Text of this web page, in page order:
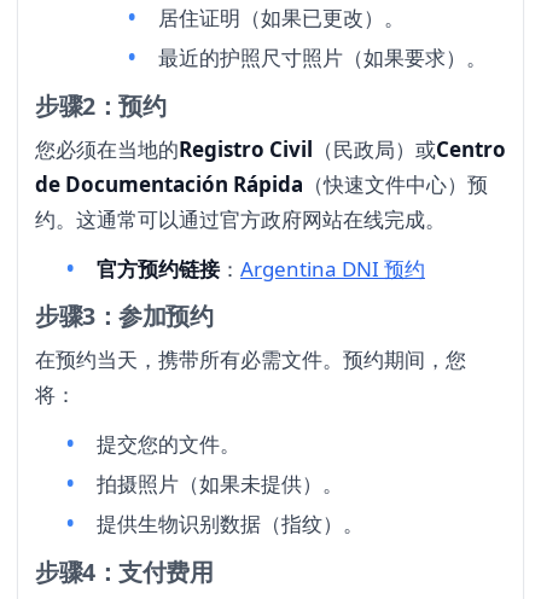
居住证明（如果已更改）。
最近的护照尺寸照片（如果要求）。
步骤2：预约
您必须在当地的Registro Civil （民政局）或Centro
de Documentación Rápida （快速文件中心）预
约。这通常可以通过官方政府网站在线完成。
官方预约链接： Argentina DNI 预约
步骤3：参加预约
在预约当天，携带所有必需文件。预约期间，您
将：
提交您的文件。
拍摄照片（如果未提供）。
提供生物识别数据（指纹）。
步骤4：支付费用